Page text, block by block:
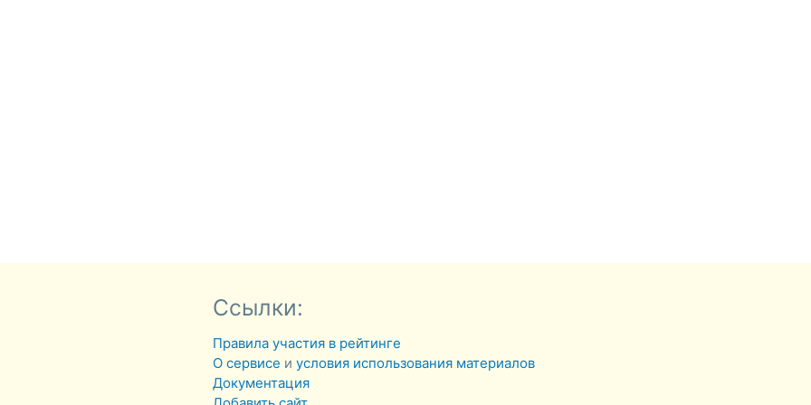
Ссылки:
Правила участия в рейтинге
О сервисе иусловия использования материалов
Документация